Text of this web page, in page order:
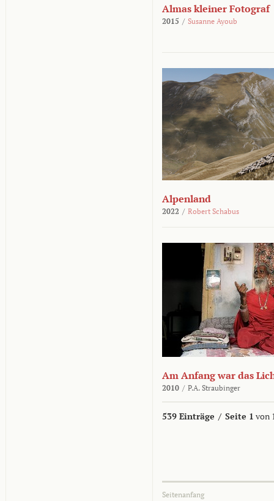
Almas kleiner Fotograf
2015 / Susanne Ayoub
Alpenland
2022 / Robert Schabus
Am Anfang war das
2010 / P.A. Straubinger
539 Einträge / Seite 1 von
Seitenanfang